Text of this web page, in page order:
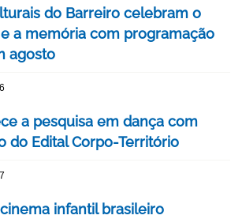
do Barreiro celebram o
a memória com programação
agosto
a pesquisa em dança com
do Edital Corpo-Território
infantil brasileiro